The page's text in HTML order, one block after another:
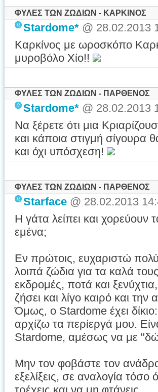
ΦΥΛΕΣ ΤΩΝ ΖΩΔΙΩΝ - ΚΑΡΚΙΝΟΣ
Stardome* @ 28.02.2013
Καρκίνος με ωροσκόπο
μυροβόλο Χίο!!
ΦΥΛΕΣ ΤΩΝ ΖΩΔΙΩΝ - ΠΑΡΘΕΝΟΣ
Stardome* @ 28.02.2013
Να ξέρετε ότι μια
και κάποια στιγμή σίγουρα
και όχι υπόσχεση!
ΦΥΛΕΣ ΤΩΝ ΖΩΔΙΩΝ - ΠΑΡΘΕΝΟΣ
Starface @ 28.02.2013
Η γάτα λείπει και χορεύουν
εμένα;
Εν πρώτοις, ευχαριστώ πολύ
λοιπά ζώδια για τα καλά
εκδρομές, ποτά και
ζήσει και λίγο καιρό και
Όμως, ο Stardome έχει
αρχίζω τα περίεργά μου.
Stardome, αμέσως να με
Μην τον φοβάστε τον
εξελίξεις, σε αναλογία